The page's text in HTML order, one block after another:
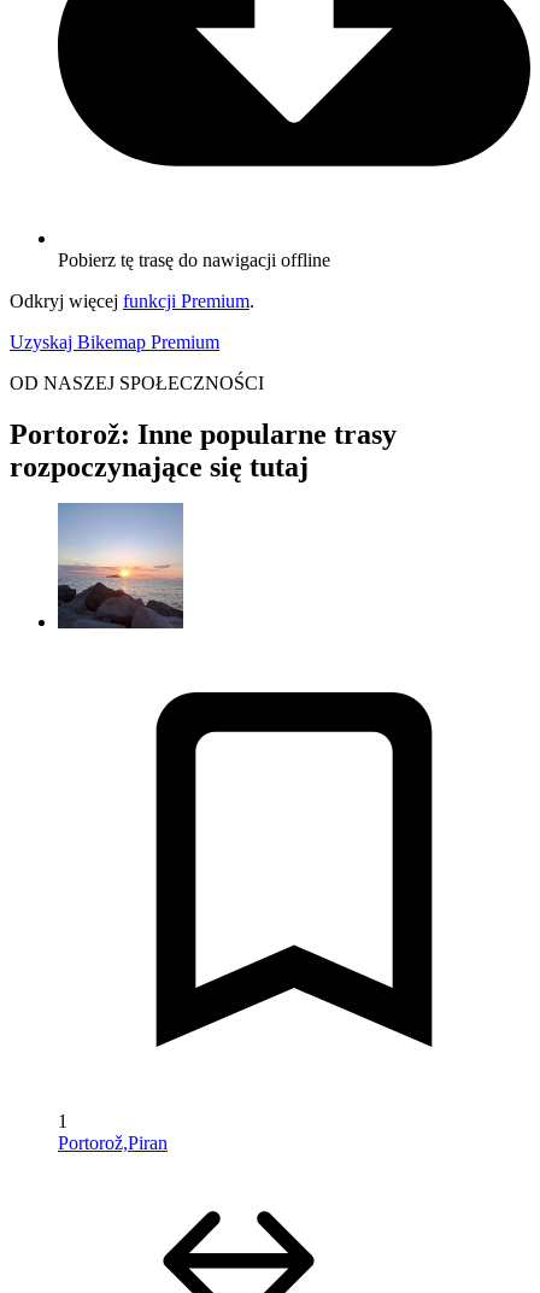
Pobierz tę trasę do nawigacji offline
Odkryj więcej funkcji Premium.
Uzyskaj Bikemap Premium
OD NASZEJ SPOŁECZNOŚCI
Portorož: Inne popularne trasy
rozpoczynające się tutaj
1
Portorož,Piran